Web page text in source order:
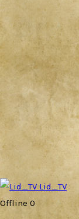
Lid_TV
Offline0